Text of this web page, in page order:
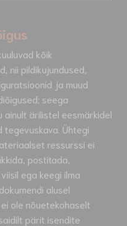
kõik
nii pildikujundused,
ja muud
seega
ainult ärilistel eesmärkidel
Ühtegi
ressurssi ei
postitada,
ega keegi ilma
alusel
ole nõuetekohaselt
pärit isendite